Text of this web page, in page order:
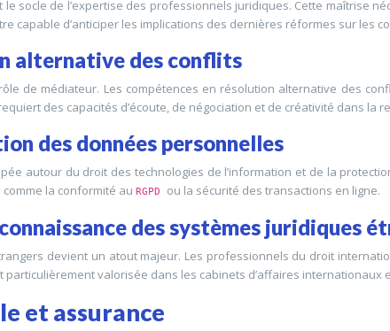
socle de l’expertise des professionnels juridiques. Cette maîtrise
capable d’anticiper les implications des dernières réformes sur les
alternative des conflits
de médiateur. Les compétences en résolution alternative des
des capacités d’écoute, de négociation et de créativité dans la
des données personnelles
autour du droit des technologies de l’information et de la
la conformité au RGPD ou la sécurité des transactions en ligne.
des systèmes juridiques
devient un atout majeur. Les professionnels du droit
valorisée dans les cabinets d’affaires internationaux
et assurance